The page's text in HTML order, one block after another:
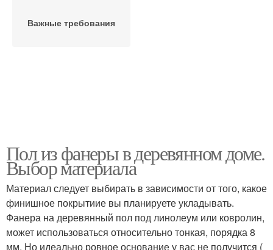
Важные требования
Пол из фанеры в деревянном доме.
Выбор материала
Материал следует выбирать в зависимости от того, какое
финишное покрытиие вы планируете укладывать.
Фанера на деревянный пол под линолеум или ковролин,
может использоваться относительно тонкая, порядка 8
мм. Но идеально ровное основание у вас не получится (